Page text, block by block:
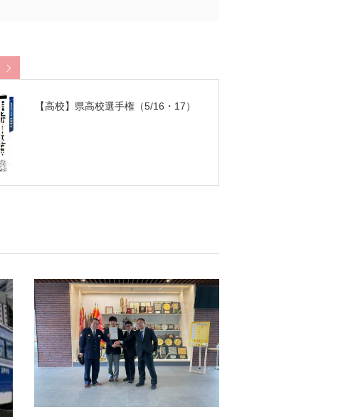
【高校】県高校選手権（5/16・17）